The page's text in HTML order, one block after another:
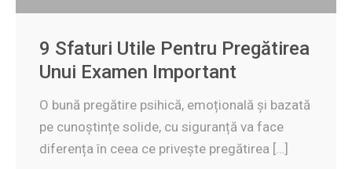
9 Sfaturi Utile Pentru Pregătirea
Unui Examen Important
O bună pregătire psihică, emoțională și bazată
pe cunoștințe solide, cu siguranță va face
diferența în ceea ce privește pregătirea […]